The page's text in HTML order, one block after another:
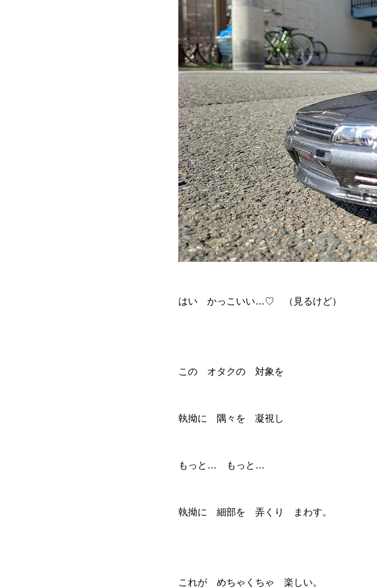
はい かっこいい…♡ （見るけど）
この オタクの 対象を
執拗に 隅々を 凝視し
もっと… もっと…
執拗に 細部を 弄くり まわす。
これが めちゃくちゃ 楽しい。